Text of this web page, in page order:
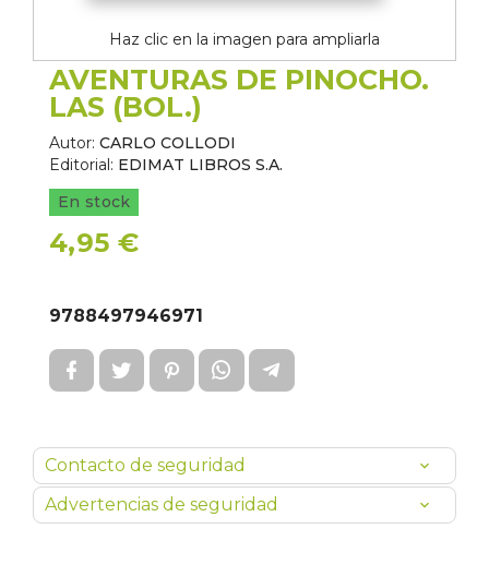
Haz clic en la imagen para ampliarla
AVENTURAS DE PINOCHO.
LAS (BOL.)
Autor: CARLO COLLODI
Editorial: EDIMAT LIBROS S.A.
En stock
4,95 €
9788497946971
Contacto de seguridad
Advertencias de seguridad